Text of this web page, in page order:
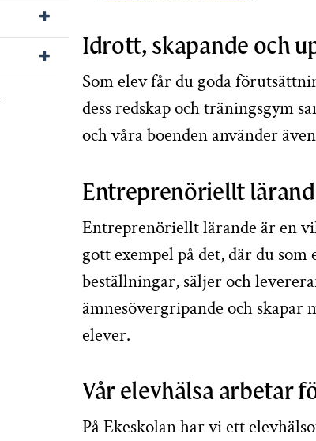
Visa/dölj undersidor till Åsbackaskolan
Visa/dölj undersidor till Östervångsskolan
Idrott, skapande och
Som elev får du goda
dess redskap och träningsgym
och våra boenden använder
Entreprenöriellt
Entreprenöriellt lärande är en
gott exempel på det, där du
beställningar, säljer och
ämnesövergripande och
elever.
Vår elevhälsa arbetar
På Ekeskolan har vi ett